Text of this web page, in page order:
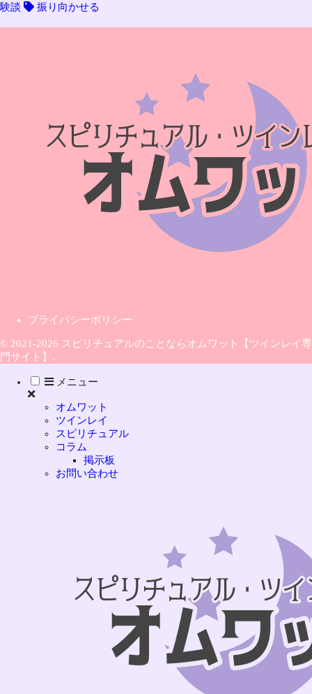
験談
振り向かせる
プライバシーポリシー
© 2021-2026 スピリチュアルのことならオムワット【ツインレイ専
門サイト】.
メニュー
オムワット
ツインレイ
スピリチュアル
コラム
掲示板
お問い合わせ